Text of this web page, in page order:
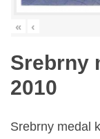
« ‹
Srebrny
2010
Srebrny medal